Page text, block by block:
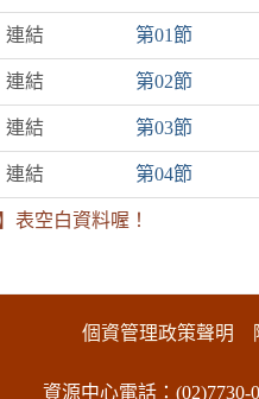
連結 第01節
連結 第02節
連結 第03節
連結 第04節
表空白資料喔！
個資管理政策聲明
資源中心電話：(02)7730-